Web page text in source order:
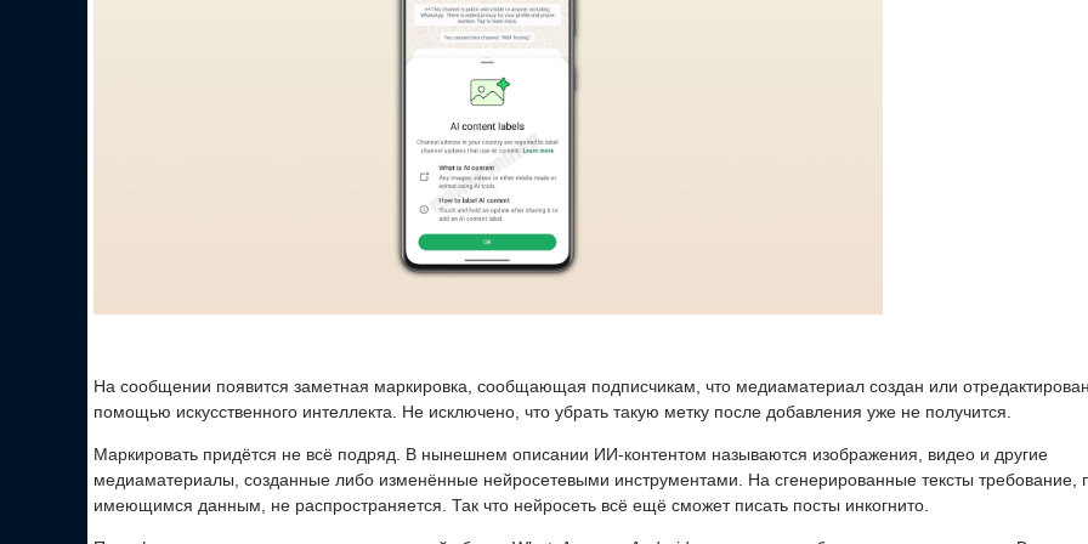
На сообщении появится заметная маркировка, сообщающая подписчикам, что медиаматериал создан или
помощью искусственного интеллекта. Не исключено, что убрать такую метку после добавления уже не получится.
Маркировать придётся не всё подряд. В нынешнем описании ИИ-контентом называются изображения, видео и другие
медиаматериалы, созданные либо изменённые нейросетевыми инструментами. На сгенерированные тексты требование,
имеющимся данным, не распространяется. Так что нейросеть всё ещё сможет писать посты инкогнито.